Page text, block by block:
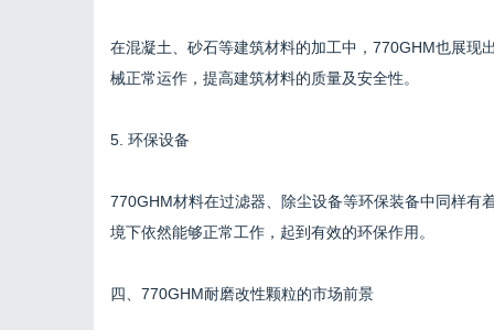
在混凝土、砂石等建筑材料的加工中，770GHM也展现
械正常运作，提高建筑材料的质量及安全性。
5. 环保设备
770GHM材料在过滤器、除尘设备等环保装备中同样有
境下依然能够正常工作，起到有效的环保作用。
四、770GHM耐磨改性颗粒的市场前景